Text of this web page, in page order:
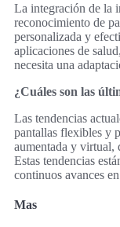
La integración de la
reconocimiento de
personalizada y
aplicaciones de
necesita una
¿Cuáles son las
Las tendencias
pantallas flexibles y
aumentada y virtual,
Estas tendencias
continuos avances
Mas